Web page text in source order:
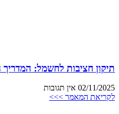
תיקון חציבות לחשמל:
02/11/2025 אין תגובות
לקריאת המאמר >>>